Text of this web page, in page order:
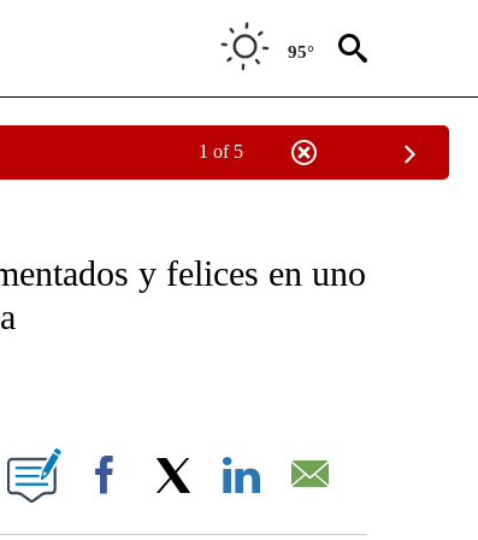
95°
1 of 5
ABOUT NEW PAGES ON "NOTICIAS - CNN".
y felices en uno
PAGES ON "".
Facebook